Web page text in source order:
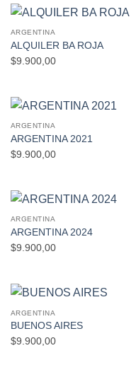
ARGENTINA
ALQUILER BA ROJA
$9.900,00
ARGENTINA
ARGENTINA 2021
$9.900,00
ARGENTINA
ARGENTINA 2024
$9.900,00
ARGENTINA
BUENOS AIRES
$9.900,00